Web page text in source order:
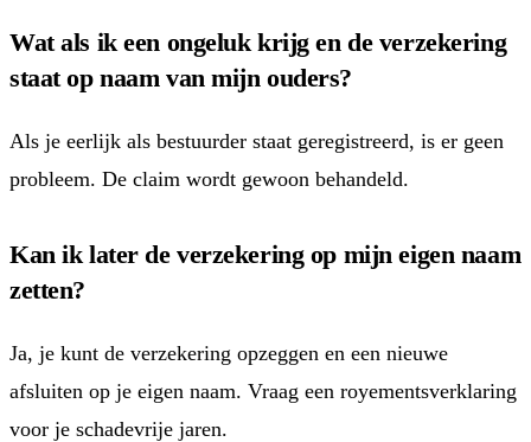
Wat als ik een ongeluk krijg en de verzekering
staat op naam van mijn ouders?
Als je eerlijk als bestuurder staat geregistreerd, is er geen
probleem. De claim wordt gewoon behandeld.
Kan ik later de verzekering op mijn eigen naam
zetten?
Ja, je kunt de verzekering opzeggen en een nieuwe
afsluiten op je eigen naam. Vraag een royementsverklaring
voor je schadevrije jaren.